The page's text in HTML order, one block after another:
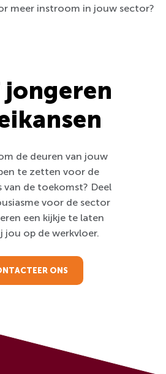
meer instroom in jouw sector?
jongeren
de deuren van jouw
te zetten voor de
van de toekomst? Deel
voor de sector
een kijkje te laten
jou op de werkvloer.
ONS